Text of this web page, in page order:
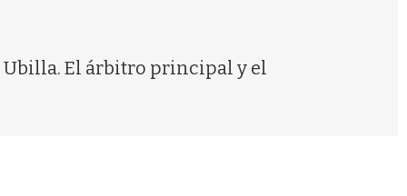
El árbitro principal y el